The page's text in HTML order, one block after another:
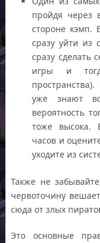
пройдя через
стороне кэмп.
сразу уйти из
сразу сделать
игры и
уже знают
вероятность
тоже высока.
часов и
уходите из
Также не
червоточину
сюда от злых
Это основные